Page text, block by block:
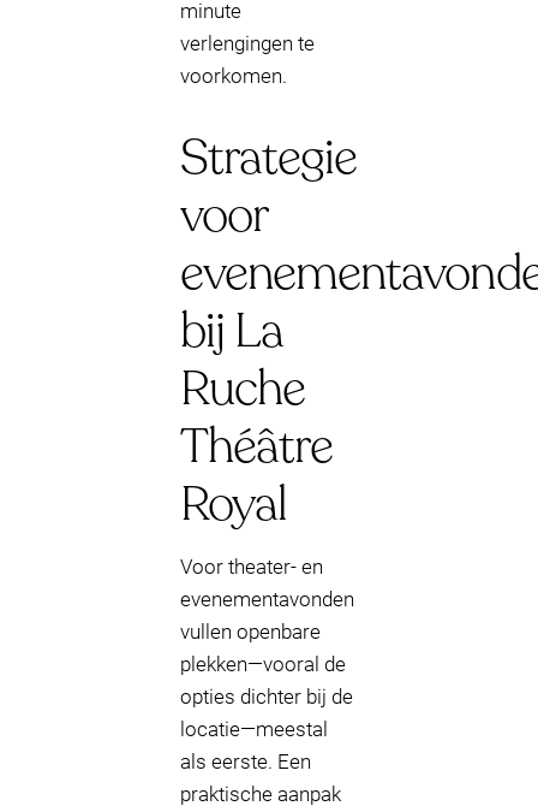
minute
verlengingen te
voorkomen.
Strategie
voor
bij La
Ruche
Théâtre
Royal
Voor theater- en
evenementavonden
vullen openbare
plekken—vooral de
opties dichter bij de
locatie—meestal
als eerste. Een
praktische aanpak